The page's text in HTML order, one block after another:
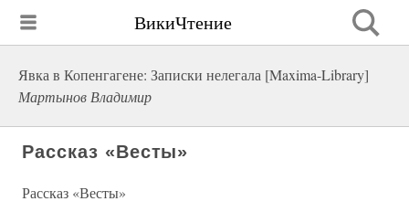
ВикиЧтение
Явка в Копенгагене: Записки нелегала [Maxima-Library]
Мартынов Владимир
Рассказ «Весты»
Рассказ «Весты»